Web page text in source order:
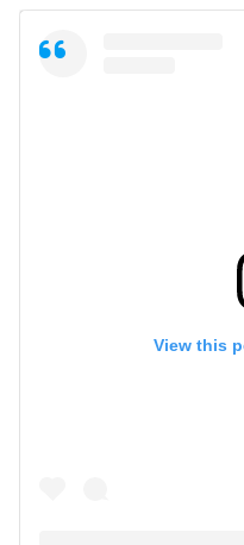
View this